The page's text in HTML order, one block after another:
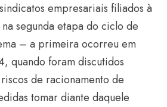
empresariais filiados à
segunda etapa do ciclo de
– a primeira ocorreu em
quando foram discutidos
de racionamento de
tomar diante daquele